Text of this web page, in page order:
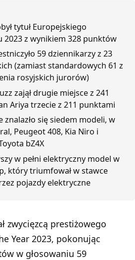
tytuł Europejskiego
2023 z wynikiem 328 punktów
59 dziennikarzy z 23
(zamiast standardowych 61 z
rosyjskich jurorów)
zajął drugie miejsce z 241
Ariya trzecie z 211 punktami
znalazło się siedem modeli, w
Peugeot 408, Kia Niro i
bZ4X
w pełni elektryczny model w
który triumfował w stawce
pojazdy elektryczne
zwycięzcą prestiżowego
Year 2023, pokonując
w głosowaniu 59